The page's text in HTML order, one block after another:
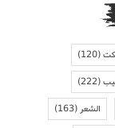
(120)
(222)
الشعر(163)